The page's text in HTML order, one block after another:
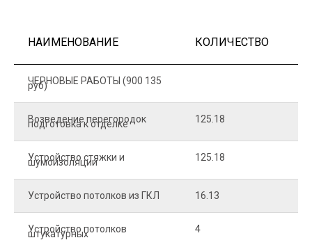
НАИМЕНОВАНИЕ КОЛИЧЕСТВО
ЧЕРНОВЫЕ РАБОТЫ (900 135
руб)
Возведение перегородок
подготовка к отделке 125.18
Устройство стяжки и
шумоизоляции 125.18
Устройство потолков из ГКЛ 16.13
Устройство потолков
штукатурных 4